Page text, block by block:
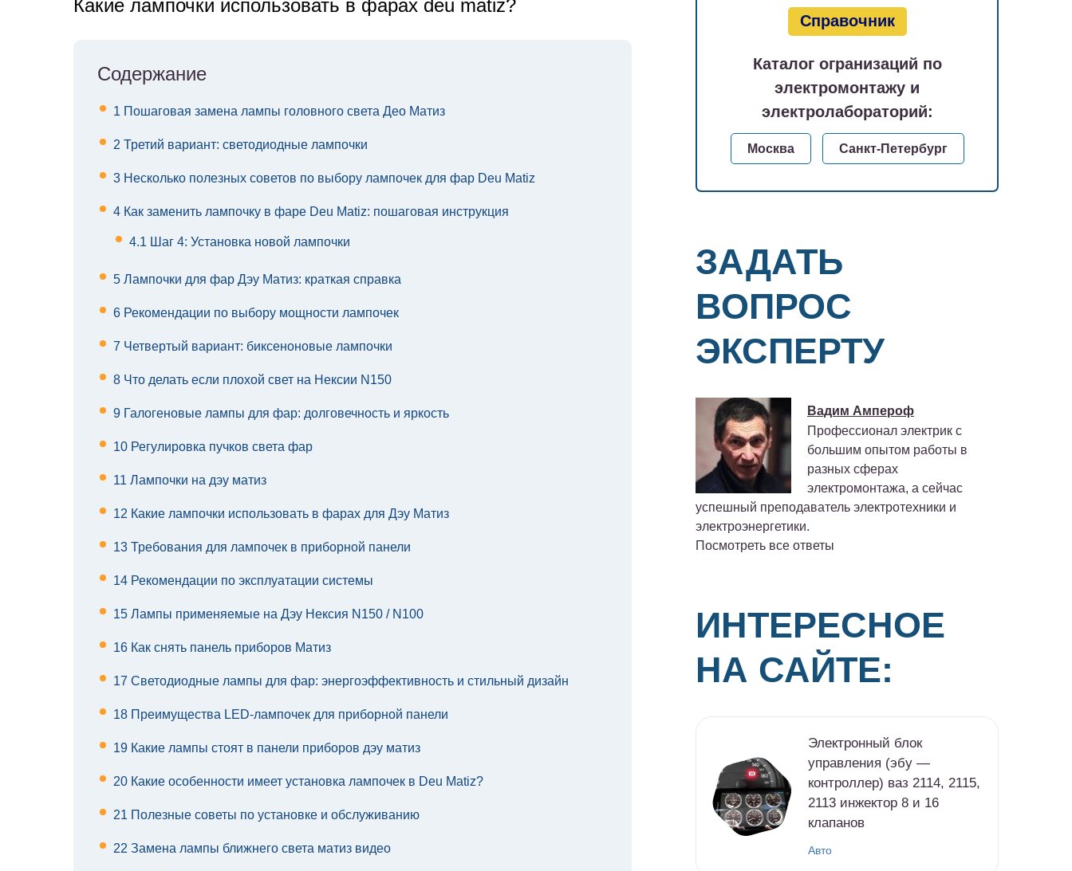
Какие лампочки использовать в фарах deu matiz?
Содержание
1 Пошаговая замена лампы головного света Део Матиз
2 Третий вариант: светодиодные лампочки
3 Несколько полезных советов по выбору лампочек для фар Deu Matiz
4 Как заменить лампочку в фаре Deu Matiz: пошаговая инструкция
4.1 Шаг 4: Установка новой лампочки
5 Лампочки для фар Дэу Матиз: краткая справка
6 Рекомендации по выбору мощности лампочек
7 Четвертый вариант: биксеноновые лампочки
8 Что делать если плохой свет на Нексии N150
9 Галогеновые лампы для фар: долговечность и яркость
10 Регулировка пучков света фар
11 Лампочки на дэу матиз
12 Какие лампочки использовать в фарах для Дэу Матиз
13 Требования для лампочек в приборной панели
14 Рекомендации по эксплуатации системы
15 Лампы применяемые на Дэу Нексия N150 / N100
16 Как снять панель приборов Матиз
17 Светодиодные лампы для фар: энергоэффективность и стильный дизайн
18 Преимущества LED-лампочек для приборной панели
19 Какие лампы стоят в панели приборов дэу матиз
20 Какие особенности имеет установка лампочек в Deu Matiz?
21 Полезные советы по установке и обслуживанию
22 Замена лампы ближнего света матиз видео
Справочник
Каталог огранизаций по
электромонтажу и
электролабораторий:
Москва Санкт-Петербург
ЗАДАТЬ
ВОПРОС
ЭКСПЕРТУ
Вадим Ампероф
Профессионал электрик с
большим опытом работы в
разных сферах
электромонтажа, а сейчас
успешный преподаватель электротехники и
электроэнергетики.
Посмотреть все ответы
ИНТЕРЕСНОЕ
НА САЙТЕ:
Электронный блок
управления (эбу —
контроллер) ваз 2114, 2115,
2113 инжектор 8 и 16
клапанов
Авто